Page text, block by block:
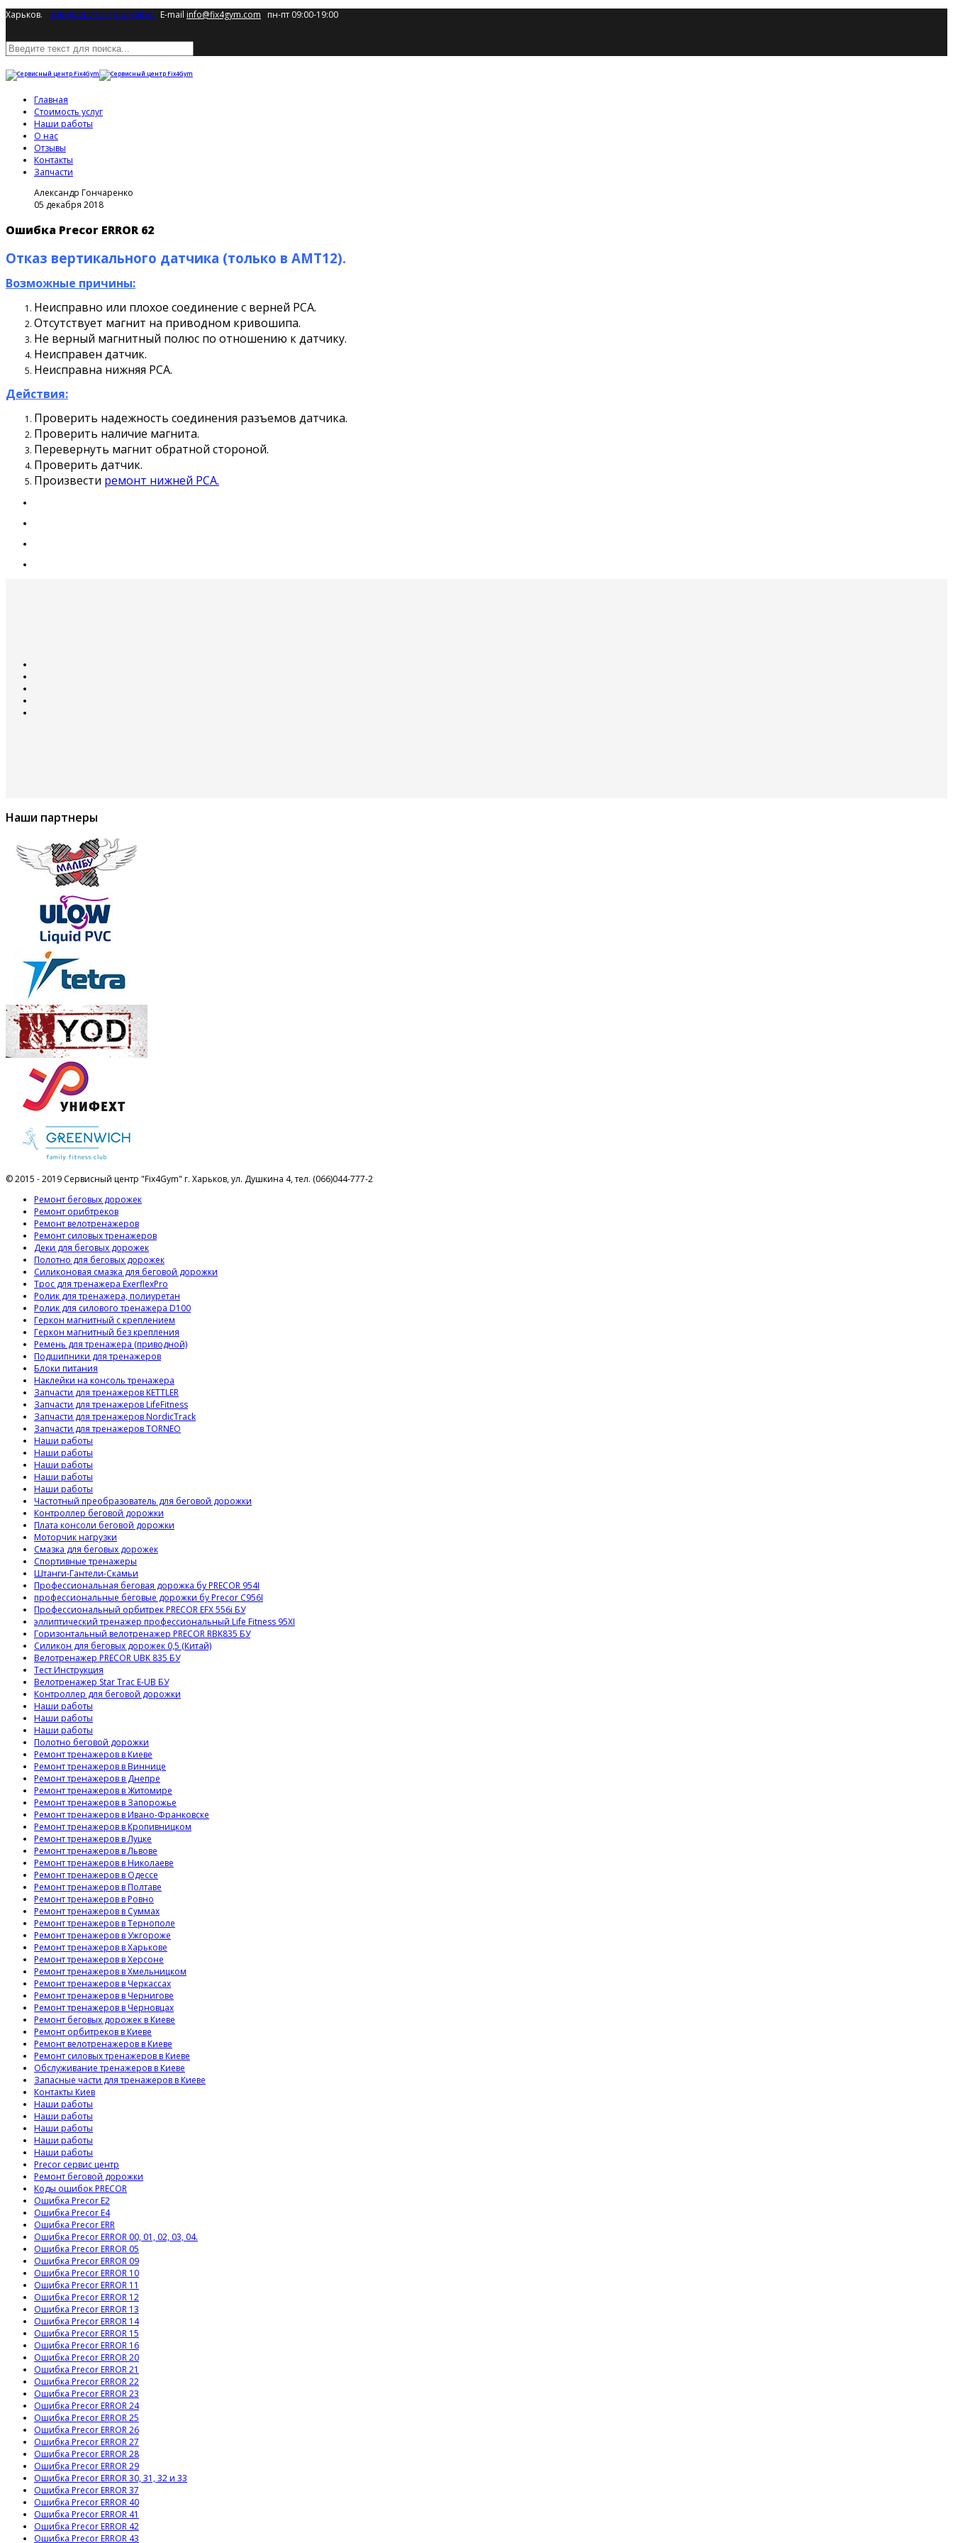
Харьков. (066)044-777-2ViberViber E-mail info@fix4gym.com пн-пт 09:00-19:00
Главная
Стоимость услуг
Наши работы
О нас
Отзывы
Контакты
Запчасти
Александр Гончаренко
05 декабря 2018
Ошибка Precor ERROR 62
Отказ вертикального датчика (только в АМТ12).
Возможные причины:
Неисправно или плохое соединение с верней PCA.
Отсутствует магнит на приводном кривошипа.
Не верный магнитный полюс по отношению к датчику.
Неисправен датчик.
Неисправна нижняя PCA.
Действия:
Проверить надежность соединения разъемов датчика.
Проверить наличие магнита.
Перевернуть магнит обратной стороной.
Проверить датчик.
Произвести ремонт нижней PCA.
Наши партнеры
© 2015 - 2019 Сервисный центр "Fix4Gym" г. Харьков, ул. Душкина 4, тел. (066)044-777-2
Ремонт беговых дорожек
Ремонт орибтреков
Ремонт велотренажеров
Ремонт силовых тренажеров
Деки для беговых дорожек
Полотно для беговых дорожек
Силиконовая смазка для беговой дорожки
Трос для тренажера ExerflexPro
Ролик для тренажера, полиуретан
Ролик для силового тренажера D100
Геркон магнитный с креплением
Геркон магнитный без крепления
Ремень для тренажера (приводной)
Подшипники для тренажеров
Блоки питания
Наклейки на консоль тренажера
Запчасти для тренажеров KETTLER
Запчасти для тренажеров LifeFitness
Запчасти для тренажеров NordicTrack
Запчасти для тренажеров TORNEO
Наши работы
Наши работы
Наши работы
Наши работы
Наши работы
Частотный преобразователь для беговой дорожки
Контроллер беговой дорожки
Плата консоли беговой дорожки
Моторчик нагрузки
Смазка для беговых дорожек
Спортивные тренажеры
Штанги-Гантели-Скамьи
Профессиональная беговая дорожка бу PRECOR 954I
профессиональные беговые дорожки бу Precor C956I
Профессиональный орбитрек PRECOR EFX 556i БУ
эллиптический тренажер профессиональный Life Fitness 95XI
Горизонтальный велотренажер PRECOR RBK835 БУ
Силикон для беговых дорожек 0,5 (Китай)
Велотренажер PRECOR UBK 835 БУ
Тест Инструкция
Велотренажер Star Trac E-UB БУ
Контроллер для беговой дорожки
Наши работы
Наши работы
Наши работы
Полотно беговой дорожки
Ремонт тренажеров в Киеве
Ремонт тренажеров в Виннице
Ремонт тренажеров в Днепре
Ремонт тренажеров в Житомире
Ремонт тренажеров в Запорожье
Ремонт тренажеров в Ивано-Франковске
Ремонт тренажеров в Кропивницком
Ремонт тренажеров в Луцке
Ремонт тренажеров в Львове
Ремонт тренажеров в Николаеве
Ремонт тренажеров в Одессе
Ремонт тренажеров в Полтаве
Ремонт тренажеров в Ровно
Ремонт тренажеров в Суммах
Ремонт тренажеров в Тернополе
Ремонт тренажеров в Ужгороже
Ремонт тренажеров в Харькове
Ремонт тренажеров в Херсоне
Ремонт тренажеров в Хмельницком
Ремонт тренажеров в Черкассах
Ремонт тренажеров в Чернигове
Ремонт тренажеров в Черновцах
Ремонт беговых дорожек в Киеве
Ремонт орбитреков в Киеве
Ремонт велотренажеров в Киеве
Ремонт силовых тренажеров в Киеве
Обслуживание тренажеров в Киеве
Запасные части для тренажеров в Киеве
Контакты Киев
Наши работы
Наши работы
Наши работы
Наши работы
Наши работы
Precor сервис центр
Ремонт беговой дорожки
Коды ошибок PRECOR
Ошибка Precor E2
Ошибка Precor E4
Ошибка Precor ERR
Ошибка Precor ERROR 00, 01, 02, 03, 04.
Ошибка Precor ERROR 05
Ошибка Precor ERROR 09
Ошибка Precor ERROR 10
Ошибка Precor ERROR 11
Ошибка Precor ERROR 12
Ошибка Precor ERROR 13
Ошибка Precor ERROR 14
Ошибка Precor ERROR 15
Ошибка Precor ERROR 16
Ошибка Precor ERROR 20
Ошибка Precor ERROR 21
Ошибка Precor ERROR 22
Ошибка Precor ERROR 23
Ошибка Precor ERROR 24
Ошибка Precor ERROR 25
Ошибка Precor ERROR 26
Ошибка Precor ERROR 27
Ошибка Precor ERROR 28
Ошибка Precor ERROR 29
Ошибка Precor ERROR 30, 31, 32 и 33
Ошибка Precor ERROR 37
Ошибка Precor ERROR 40
Ошибка Precor ERROR 41
Ошибка Precor ERROR 42
Ошибка Precor ERROR 43